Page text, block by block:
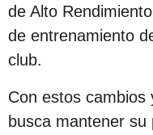
de Alto
de entrenamiento
club.
Con estos cambios
busca mantener su